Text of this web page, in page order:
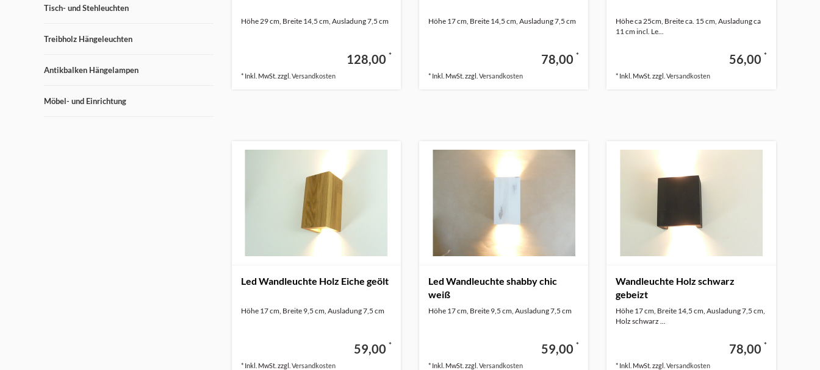
Tisch- und Stehleuchten
Treibholz Hängeleuchten
Antikbalken Hängelampen
Möbel- und Einrichtung
Höhe 29 cm, Breite 14,5 cm, Ausladung 7,5 cm
128,00 *
* Inkl. MwSt. zzgl. Versandkosten
Höhe 17 cm, Breite 14,5 cm, Ausladung 7,5 cm
78,00*
* Inkl. MwSt. zzgl. Versandkosten
Höhe ca 25cm, Breite ca. 15 cm, Ausladung ca
11 cm incl. Le...
56,00 *
* Inkl. MwSt. zzgl.Versandkosten
Led Wandleuchte Holz Eiche geölt
Höhe 17 cm, Breite 9,5 cm, Ausladung 7,5 cm
59,00 *
* Inkl. MwSt. zzgl. Versandkosten
Led Wandleuchte shabby chic
weiß
Höhe 17 cm, Breite 9,5 cm, Ausladung 7,5 cm
59,00*
* Inkl. MwSt. zzgl. Versandkosten
Wandleuchte Holz schwarz
gebeizt
Höhe 17 cm, Breite 14,5 cm, Ausladung 7,5 cm,
Holz schwarz ...
78,00 *
* Inkl. MwSt. zzgl.Versandkosten